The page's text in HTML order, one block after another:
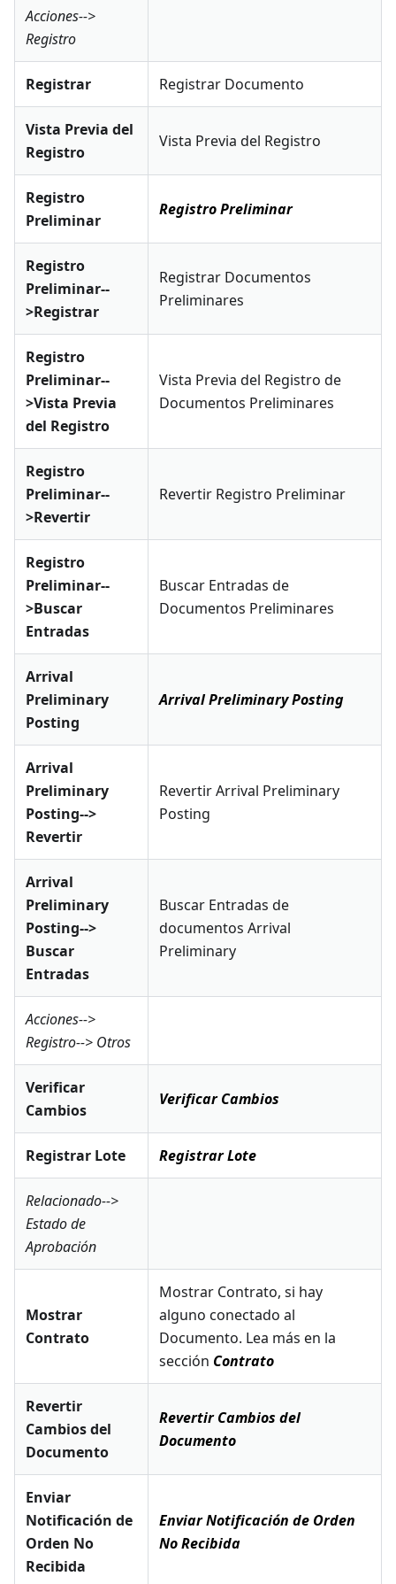
Acciones-->
Registro
Registrar Registrar Documento
Vista Previa del
Registro
Vista Previa del Registro
Registro
Preliminar
Registro Preliminar
Registro
Preliminar--
>Registrar
Registrar Documentos
Preliminares
Registro
Preliminar--
>Vista Previa
del Registro
Vista Previa del Registro de
Documentos Preliminares
Registro
Preliminar--
>Revertir
Revertir Registro Preliminar
Registro
Preliminar--
>Buscar
Entradas
Buscar Entradas de
Documentos Preliminares
Arrival
Preliminary
Posting
Arrival Preliminary Posting
Arrival
Preliminary
Posting-->
Revertir
Revertir Arrival Preliminary
Posting
Arrival
Preliminary
Posting-->
Buscar
Entradas
Buscar Entradas de
documentos Arrival
Preliminary
Acciones-->
Registro--> Otros
Verificar
Cambios
Verificar Cambios
Registrar Lote Registrar Lote
Relacionado-->
Estado de
Aprobación
Mostrar
Contrato
Mostrar Contrato, si hay
alguno conectado al
Documento. Lea más en la
sección Contrato
Revertir
Cambios del
Documento
Revertir Cambios del
Documento
Enviar
Notificación de
Orden No
Recibida
Enviar Notificación de Orden
No Recibida